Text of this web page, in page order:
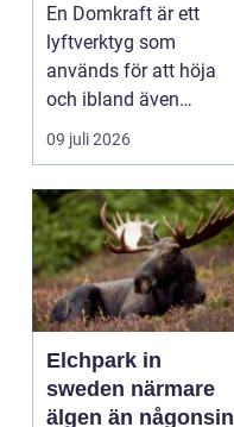
En Domkraft är ett
lyftverktyg som
används för att höja
och ibland även
positionera tunga
objekt, so...
09 juli 2026
Elchpark in
sweden närmare
älgen än någonsin